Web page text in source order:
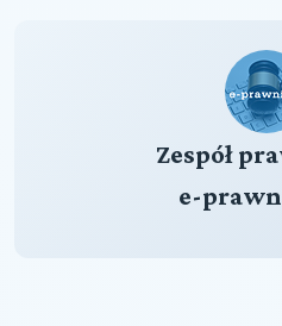
Zespół
e-